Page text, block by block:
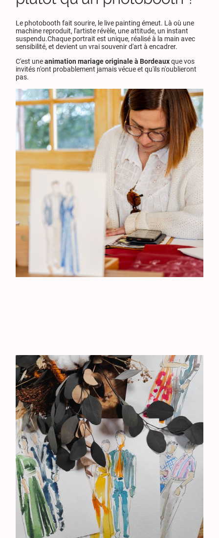
Le photobooth fait sourire, le live painting émeut. Là où une
machine reproduit, l'artiste révèle, une attitude, un instant
suspendu.Chaque portrait est unique, réalisé à la main avec
sensibilité, et devient un vrai souvenir d'art à encadrer.
C'est uneanimation mariage originale à Bordeauxque vos
invités n'ont probablement jamais vécue et qu'ils n'oublieront
pas.